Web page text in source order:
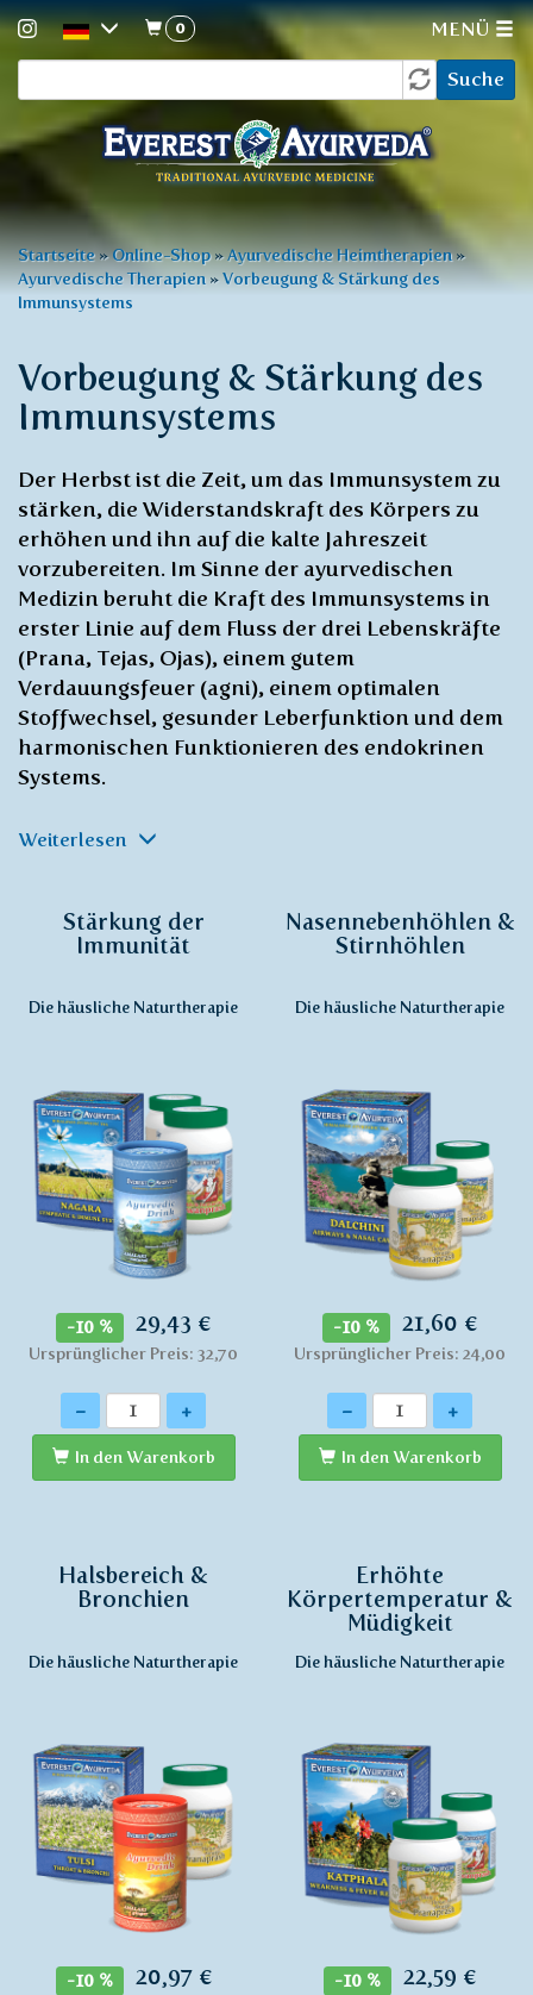
zum
Inhalt
Suche
0 MENÜ
Sie
sind
Startseite»Online-Shop »Ayurvedische Heimtherapien»
Ayurvedische Therapien »Vorbeugung & Stärkung des
Immunsystems
Vorbeugung & Stärkung des
Immunsystems
Der Herbst ist die Zeit, um das Immunsystem zu
stärken, die Widerstandskraft des Körpers zu
erhöhen und ihn auf die kalte Jahreszeit
vorzubereiten. Im Sinne der ayurvedischen
Medizin beruht die Kraft des Immunsystems in
erster Linie auf dem Fluss der drei Lebenskräfte
(Prana, Tejas, Ojas), einem gutem
Verdauungsfeuer (agni), einem optimalen
Stoffwechsel, gesunder Leberfunktion und dem
harmonischen Funktionieren des endokrinen
Systems.
Weiterlesen
Stärkung der
Immunität
Die häusliche Naturtherapie
-10 % 29,43 €
Ursprünglicher Preis: 32,70
Anzahl
- +
In den Warenkorb
Nasennebenhöhlen &
Stirnhöhlen
Die häusliche Naturtherapie
-10 % 21,60 €
Ursprünglicher Preis: 24,00
Anzahl
- +
In den Warenkorb
Halsbereich &
Bronchien
Die häusliche Naturtherapie
-10 % 20,97 €
Erhöhte
Körpertemperatur &
Müdigkeit
Die häusliche Naturtherapie
-10 % 22,59 €